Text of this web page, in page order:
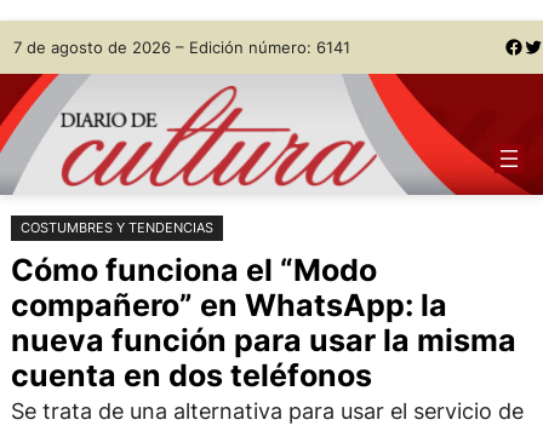
Saltar
al
contenido
Skip
to
content
7 de agosto de 2026 – Edición número: 6141 Facebook Twitter
COSTUMBRES Y TENDENCIAS
Cómo funciona el “Modo
compañero” en WhatsApp: la
nueva función para usar la misma
cuenta en dos teléfonos
Se trata de una alternativa para usar el servicio de